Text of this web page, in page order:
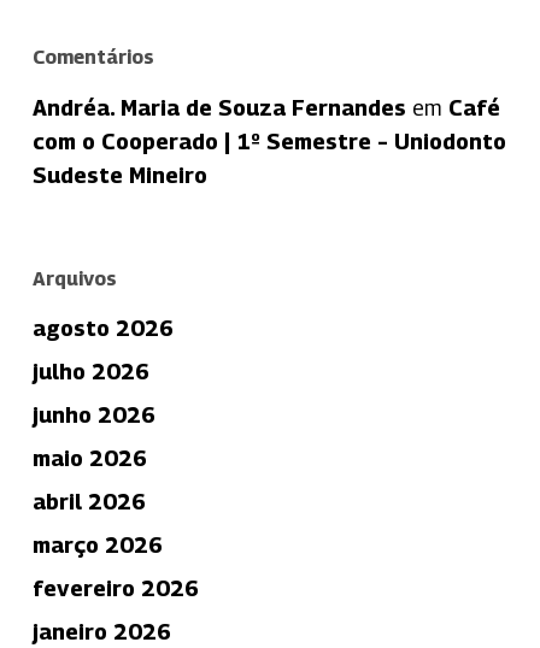
Comentários
Andréa. Maria de Souza Fernandes em Café
com o Cooperado | 1º Semestre – Uniodonto
Sudeste Mineiro
Arquivos
agosto 2026
julho 2026
junho 2026
maio 2026
abril 2026
março 2026
fevereiro 2026
janeiro 2026